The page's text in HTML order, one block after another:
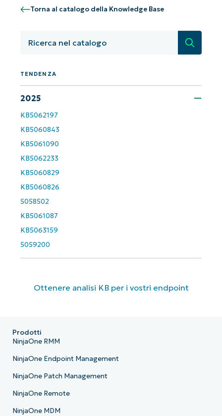
Torna al catalogo della Knowledge Base
Ricerca
TENDENZA
2025
KB5062197
KB5060843
KB5061090
KB5062233
KB5060829
KB5060826
5058502
KB5061087
KB5063159
5059200
Ottenere analisi KB per i vostri endpoint
Non è richiesta alcuna carta di credito e si ha
name*
email*
Phone
name*
Prodotti
NinjaOne RMM
NinjaOne Endpoint Management
NinjaOne Patch Management
NinjaOne Remote
NinjaOne MDM